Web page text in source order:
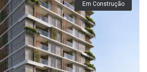
Em Construção